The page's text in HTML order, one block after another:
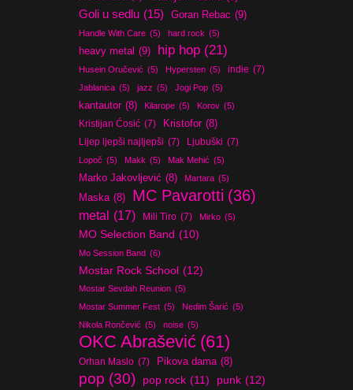
Goli u sedlu (15) Goran Rebac (9)
Handle With Care (5) hard rock (5)
heavy metal (9) hip hop (21)
Husein Oručević (5) Hypersten (5) indie (7)
Jablanica (5) jazz (5) Jogi Pop (5)
kantautor (8) Kilarope (5) Korov (5)
Kristijan Ćosić (7) Kristofor (8)
Lijep ljepši najljepši (7) Ljubuški (7)
Lopoč (5) Makk (5) Mak Mehić (5)
Marko Jakovljević (8) Martara (5)
Maska (8) MC Pavarotti (36)
metal (17) Mili Tiro (7) Mirko (5)
MO Selection Band (10)
Mo Session Band (6)
Mostar Rock School (12)
Mostar Sevdah Reunion (5)
Mostar Summer Fest (5) Nedim Šarić (5)
Nikola Rončević (5) noise (5)
OKC Abrašević (61)
Orhan Maslo (7) Pikova dama (8)
pop (30) pop rock (11) punk (12)